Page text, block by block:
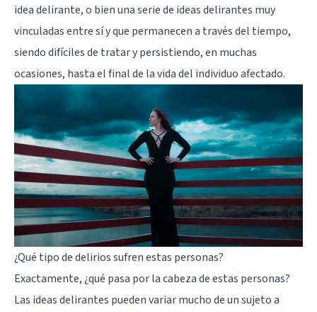
idea delirante, o bien una serie de ideas delirantes muy
vinculadas entre sí y que permanecen a través del tiempo,
siendo difíciles de tratar y persistiendo, en muchas
ocasiones, hasta el final de la vida del individuo afectado.
¿Qué tipo de delirios sufren estas personas?
Exactamente, ¿qué pasa por la cabeza de estas personas?
Las ideas delirantes pueden variar mucho de un sujeto a